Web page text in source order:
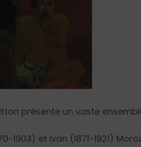
présente un vaste
1903) et Ivan (1871-1921)